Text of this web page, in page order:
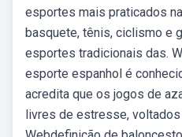
esportes mais praticados
basquete, tênis, ciclismo e
esportes tradicionais das.
esporte espanhol é
acredita que os jogos de
livres de estresse,